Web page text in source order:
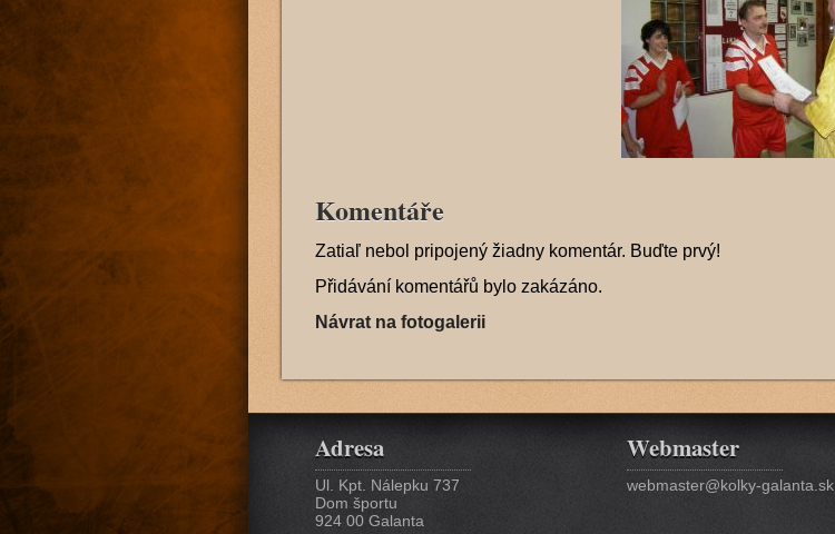
Komentáře
Zatiaľ nebol pripojený žiadny komentár. Buďte prvý!
Přidávání komentářů bylo zakázáno.
Návrat na fotogalerii
Adresa
Ul. Kpt. Nálepku 737
Dom športu
924 00 Galanta
Webmaster
webmaster@kolky-galanta.sk